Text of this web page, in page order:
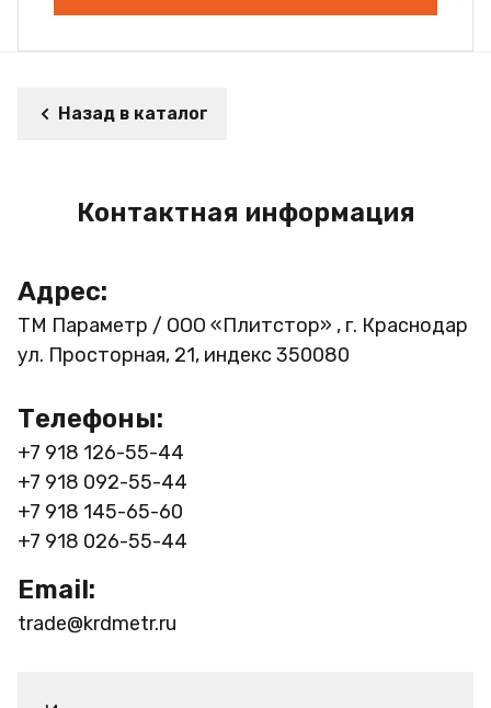
Назад в каталог
Контактная информация
Адрес:
ТМ Параметр / ООО «Плитстор» , г. Краснодар
ул. Просторная, 21, индекс 350080
Телефоны:
+7 918 126-55-44
+7 918 092-55-44
+7 918 145-65-60
+7 918 026-55-44
Email:
trade@krdmetr.ru